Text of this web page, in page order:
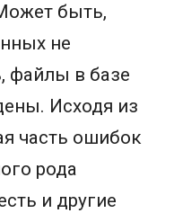
быть,
не
файлы в базе
Исходя из
часть ошибок
рода
и другие